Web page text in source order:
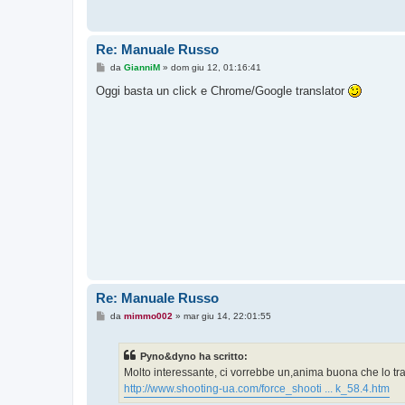
Re: Manuale Russo
M
s
s
da GianniM» dom giu 12, 01:16:41
Oggi basta un click e Chrome/Google translator
Re: Manuale Russo
Mda mimmo002 » mar giu 14, 22:01:55
Pyno&dyno ha scritto:
Molto interessante, ci vorrebbe un,anima buona che lo
http://www.shooting-ua.com/force_shooti ... k_58.4.htm